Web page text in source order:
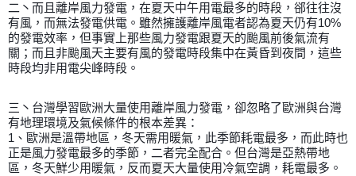
二丶而且離岸風力發電，在夏天中午用電最多的時段，郤往往沒
有風，而無法發電供電。雖然擁護離岸風電者認為夏天仍有10%
的發電效率，但事實上那些風力發電跟夏天的颱風前後氣流有
關；而且非颱風天主要有風的發電時段集中在黃昏到夜間，這些
時段均非用電尖峰時段。
三丶台灣學習歐洲大量使用離岸風力發電，卻忽略了歐洲與台灣
有地理環境及氣候條件的根本差異：
1、歐洲是溫帶地區，冬天需用暖氣，此季節耗電最多，而此時也
正是風力發電最多的季節，二者完全配合。但台灣是亞熱帶地
區，冬天鮮少用暖氣，反而夏天大量使用冷氣空調，耗電最多。